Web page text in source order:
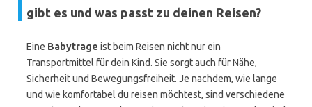
gibt es und was passt zu deinen Reisen?
Eine Babytrage ist beim Reisen nicht nur ein
Transportmittel für dein Kind. Sie sorgt auch für Nähe,
Sicherheit und Bewegungsfreiheit. Je nachdem, wie lange
und wie komfortabel du reisen möchtest, sind verschiedene